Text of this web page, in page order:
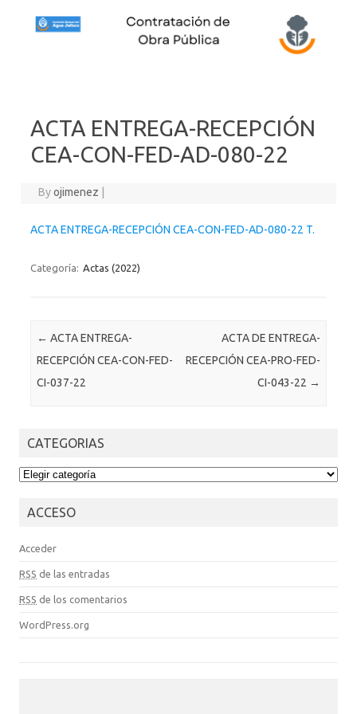
ACTA ENTREGA-RECEPCIÓN
CEA-CON-FED-AD-080-22
Byojimenez
ACTA ENTREGA-RECEPCIÓN CEA-CON-FED-AD-080-22 T.
Categoría: Actas (2022)
Post navigation
← ACTA ENTREGA-
RECEPCIÓN CEA-CON-FED-
CI-037-22
ACTA DE ENTREGA-
RECEPCIÓN CEA-PRO-FED-
CI-043-22 →
CATEGORIAS
CATEGORIAS
ACCESO
Acceder
RSS de las entradas
RSS de los comentarios
WordPress.org